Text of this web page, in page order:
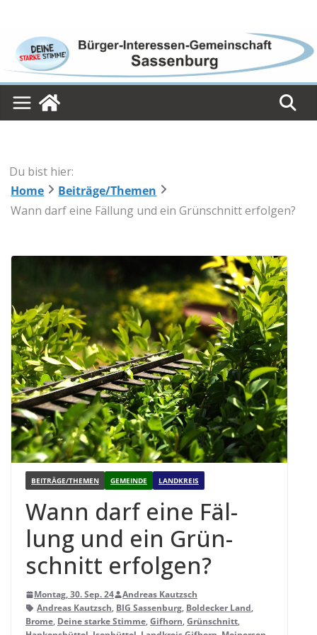
content
Du bist hier:
Home
Beiträge/Themen
Wann darf eine Fällung und ein Grünschnitt erfolgen?
BEITRÄGE/THEMEN GEMEINDE LANDKREIS
Wann darf eine Fäl­
lung und ein Grün­
schnitt erfolgen?
Montag, 30. Sep. 24
Andreas Kautzsch
Andreas Kautzsch, BIG Sassenburg, Boldecker Land,
Brome, Deine starke Stimme, Gifhorn, Grünschnitt,